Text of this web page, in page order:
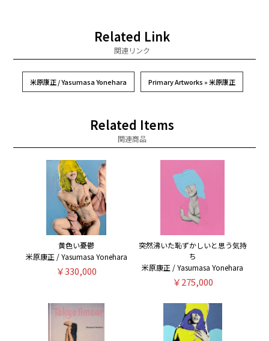
Related Link
関連リンク
米原康正 / Yasumasa Yonehara Primary Artworks » 米原康正
Related Items
関連商品
黄色い憂鬱
米原康正 / Yasumasa Yonehara
￥330,000
突然沸いた恥ずかしいと思う気持
ち
米原康正 / Yasumasa Yonehara
￥275,000